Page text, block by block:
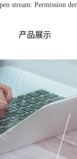
stream: Permission
产品展示